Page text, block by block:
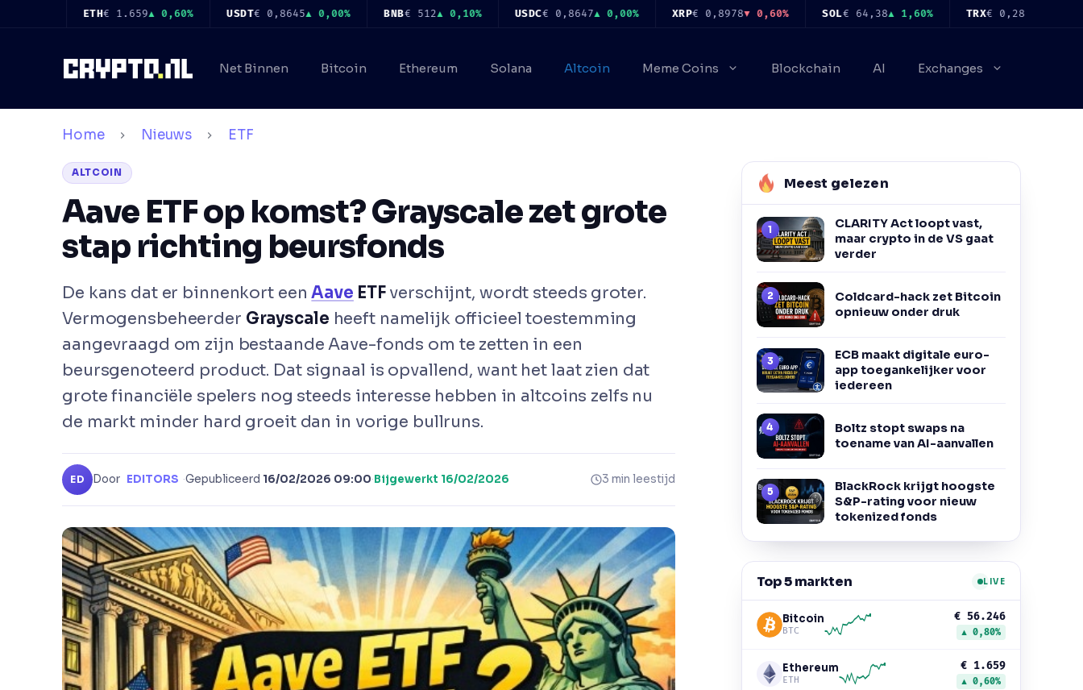
€ 1.659▲ 0,60% USDT € 0,8645▲ 0,00% BNB € 512▲ 0,10% USDC € 0,8647▲ 0,00% XRP € 0,8978▼ 0,60% SOL € 64,38▲ 1,60% TRX € 0,2839▲ 0,58%
Net Binnen Bitcoin Ethereum Solana Altcoin Meme Coins Blockchain AI Exchanges
Home Nieuws ETF
ALTCOIN
Aave ETF op komst? Grayscale zet grote
stap richting beursfonds
De kans dat er binnenkort eenAave ETFverschijnt, wordt steeds groter.
Vermogensbeheerder Grayscale heeft namelijk officieel toestemming
aangevraagd om zijn bestaande Aave-fonds om te zetten in een
beursgenoteerd product. Dat signaal is opvallend, want het laat zien dat
grote financiële spelers nog steeds interesse hebben in altcoins zelfs nu
de markt minder hard groeit dan in vorige bullruns.
ED Door EDITORS ·Gepubliceerd 16/02/2026 09:00·Bijgewerkt 16/02/2026 3 min leestijd
Meest gelezen
CLARITY Act loopt vast,
maar crypto in de VS gaat
verder
Coldcard-hack zet Bitcoin
opnieuw onder druk
ECB maakt digitale euro-
app toegankelijker voor
iedereen
Boltz stopt swaps na
toename van AI-aanvallen
BlackRock krijgt hoogste
S&P-rating voor nieuw
tokenized fonds
Top 5 markten LIVE
Bitcoin
BTC
€ 56.246
▲ 0,80%
Ethereum
ETH
€ 1.659
▲ 0,60%